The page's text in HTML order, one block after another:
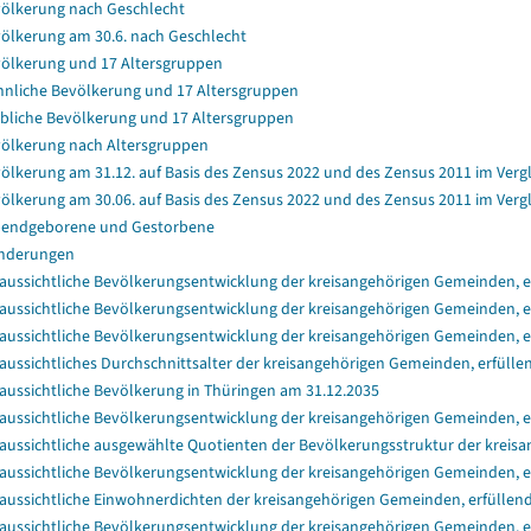
nach Geschlecht
am 30.6. nach Geschlecht
und 17 Altersgruppen
Bevölkerung und 17 Altersgruppen
Bevölkerung und 17 Altersgruppen
nach Altersgruppen
am 31.12. auf Basis des Zensus 2022 und des Zensus 2011 im
am 30.06. auf Basis des Zensus 2022 und des Zensus 2011 im
und Gestorbene
Bevölkerungsentwicklung der kreisangehörigen Gemeinden,
Bevölkerungsentwicklung der kreisangehörigen Gemeinden,
Bevölkerungsentwicklung der kreisangehörigen Gemeinden,
Durchschnittsalter der kreisangehörigen Gemeinden,
Bevölkerung in Thüringen am 31.12.2035
Bevölkerungsentwicklung der kreisangehörigen Gemeinden,
ausgewählte Quotienten der Bevölkerungsstruktur der
Bevölkerungsentwicklung der kreisangehörigen
Einwohnerdichten der kreisangehörigen Gemeinden,
Bevölkerungsentwicklung der kreisangehörigen Gemeinden,